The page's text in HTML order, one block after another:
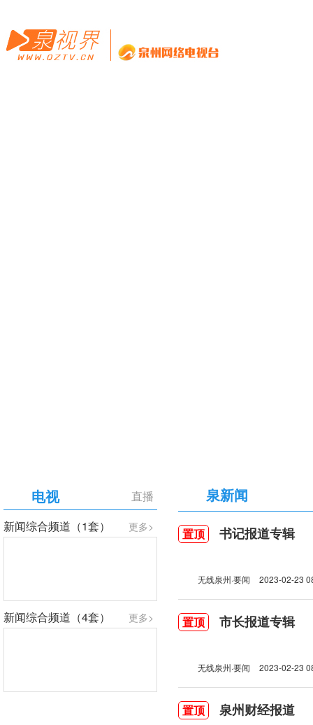
直播
电视
更多>
新闻综合频道（1套）
更多>
新闻综合频道（4套）
泉新闻
置顶 书记报道专辑
无线泉州·要闻 2023-02-23
置顶 市长报道专辑
无线泉州·要闻 2023-02-23
置顶 泉州财经报道